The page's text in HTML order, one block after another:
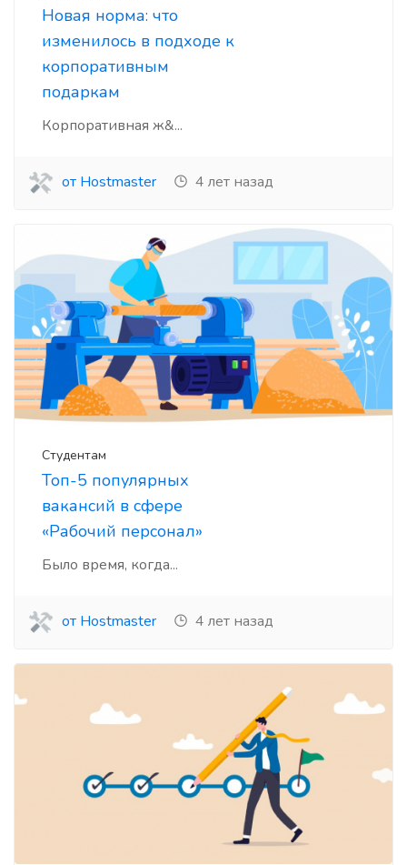
Новая норма: что
изменилось в подходе к
корпоративным
подаркам
Корпоративная ж&...
от Hostmaster 4 лет назад
Студентам
Топ-5 популярных
вакансий в сфере
«Рабочий персонал»
Было время, когда...
от Hostmaster 4 лет назад